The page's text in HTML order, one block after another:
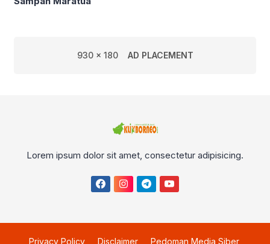
930 x 180 AD PLACEMENT
Lorem ipsum dolor sit amet, consectetur adipisicing.
Privacy Policy Disclaimer Pedoman Media Siber